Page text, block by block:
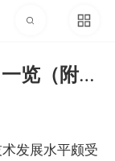
览（附费
发展水平颇受